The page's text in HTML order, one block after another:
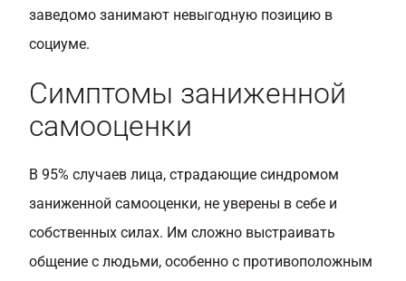
заведомо занимают невыгодную позицию в
социуме.
Симптомы заниженной
самооценки
В 95% случаев лица, страдающие синдромом
заниженной самооценки, не уверены в себе и
собственных силах. Им сложно выстраивать
общение с людьми, особенно с противоположным